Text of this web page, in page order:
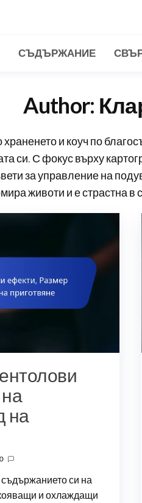
СЪДЪРЖАНИЕ
Author:
и коуч по
си. С фокус върху
за управление на
животи и е страстна в
на
0
си на
и охлаждащи